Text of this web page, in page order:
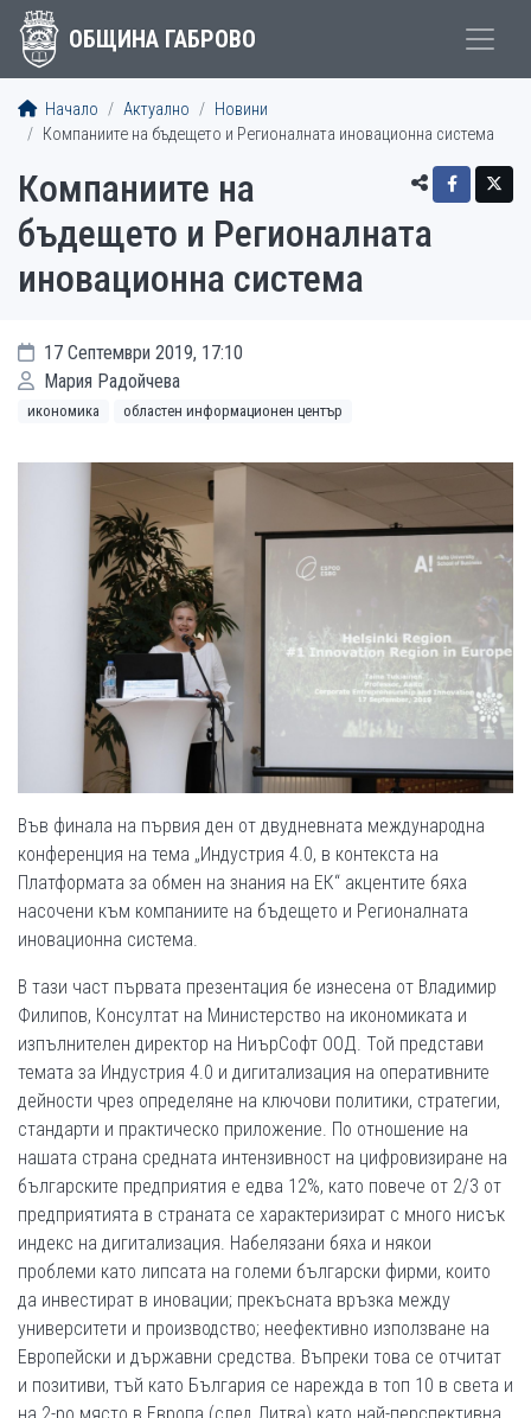
ОБЩИНА ГАБРОВО
Начало Актуално
Новини
Компаниите на бъдещето и Регионалната иновационна система
Компаниите на
бъдещето и Регионалната
иновационна система
17 Септември 2019, 17:10
Мария Радойчева
икономика областен информационен център
Във финала на първия ден от двудневната международна
конференция на тема „Индустрия 4.0, в контекста на
Платформата за обмен на знания на ЕК“ акцентите бяха
насочени към компаниите на бъдещето и Регионалната
иновационна система.
В тази част първата презентация бе изнесена от Владимир
Филипов, Консултат на Министерство на икономиката и
изпълнителен директор на НиърСофт ООД. Той представи
темата за Индустрия 4.0 и дигитализация на оперативните
дейности чрез определяне на ключови политики, стратегии,
стандарти и практическо приложение. По отношение на
нашата страна средната интензивност на цифровизиране на
българските предприятия е едва 12%, като повече от 2/3 от
предприятията в страната се характеризират с много нисък
индекс на дигитализация. Набелязани бяха и някои
проблеми като липсата на големи български фирми, които
да инвестират в иновации; прекъсната връзка между
университети и производство; неефективно използване на
Европейски и държавни средства. Въпреки това се отчитат
и позитиви, тъй като България се нарежда в топ 10 в света и